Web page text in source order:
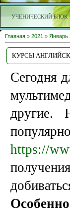
УЧЕНИЧЕСКИЙ БЛОК
Главная » 2021 » Январь
КУРСЫ
Сегодня
другие.
https://